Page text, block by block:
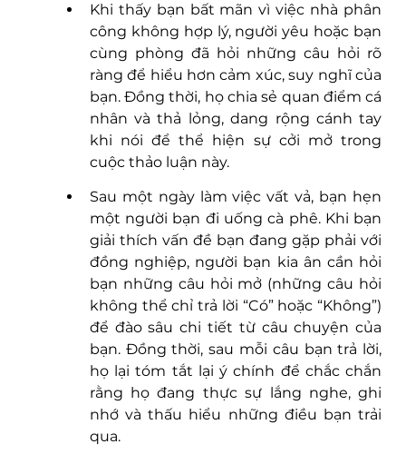
Khi thấy bạn bất mãn vì việc nhà phân
công không hợp lý, người yêu hoặc bạn
cùng phòng đã hỏi những câu hỏi rõ
ràng để hiểu hơn cảm xúc, suy nghĩ của
bạn. Đồng thời, họ chia sẻ quan điểm cá
nhân và thả lỏng, dang rộng cánh tay
khi nói để thể hiện sự cởi mở trong
cuộc thảo luận này.
Sau một ngày làm việc vất vả, bạn hẹn
một người bạn đi uống cà phê. Khi bạn
giải thích vấn đề bạn đang gặp phải với
đồng nghiệp, người bạn kia ân cần hỏi
bạn những câu hỏi mở (những câu hỏi
không thể chỉ trả lời “Có” hoặc “Không”)
để đào sâu chi tiết từ câu chuyện của
bạn. Đồng thời, sau mỗi câu bạn trả lời,
họ lại tóm tắt lại ý chính để chắc chắn
rằng họ đang thực sự lắng nghe, ghi
nhớ và thấu hiểu những điều bạn trải
qua.